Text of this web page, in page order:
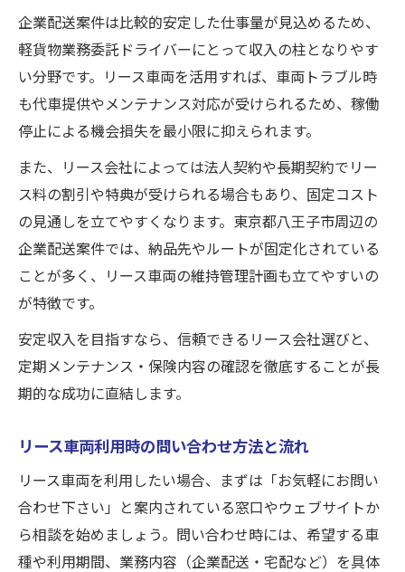
企業配送案件は比較的安定した仕事量が見込めるため、
軽貨物業務委託ドライバーにとって収入の柱となりやす
い分野です。リース車両を活用すれば、車両トラブル時
も代車提供やメンテナンス対応が受けられるため、稼働
停止による機会損失を最小限に抑えられます。
また、リース会社によっては法人契約や長期契約でリー
ス料の割引や特典が受けられる場合もあり、固定コスト
の見通しを立てやすくなります。東京都八王子市周辺の
企業配送案件では、納品先やルートが固定化されている
ことが多く、リース車両の維持管理計画も立てやすいの
が特徴です。
安定収入を目指すなら、信頼できるリース会社選びと、
定期メンテナンス・保険内容の確認を徹底することが長
期的な成功に直結します。
リース車両利用時の問い合わせ方法と流れ
リース車両を利用したい場合、まずは「お気軽にお問い
合わせ下さい」と案内されている窓口やウェブサイトか
ら相談を始めましょう。問い合わせ時には、希望する車
種や利用期間、業務内容（企業配送・宅配など）を具体